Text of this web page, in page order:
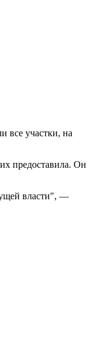
все участки, на
предоставила. Он
власти", —